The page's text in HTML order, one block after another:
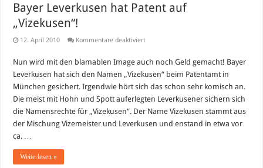
Bayer Leverkusen hat Patent auf
„Vizekusen“!
12. April 2010 Kommentare deaktiviertfür
hat
Patent
auf
„Vizekusen“!
Nun wird mit den blamablen Image auch noch Geld gemacht! Bayer
Leverkusen hat sich den Namen „Vizekusen“ beim Patentamt in
München gesichert. Irgendwie hört sich das schon sehr komisch an.
Die meist mit Hohn und Spott auferlegten Leverkusener sichern sich
die Namensrechte für „Vizekusen“. Der Name Vizekusen stammt aus
der Mischung Vizemeister und Leverkusen und enstand in etwa vor
ca. …
Weiterlesen »